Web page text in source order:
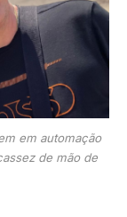
em automação
de mão de